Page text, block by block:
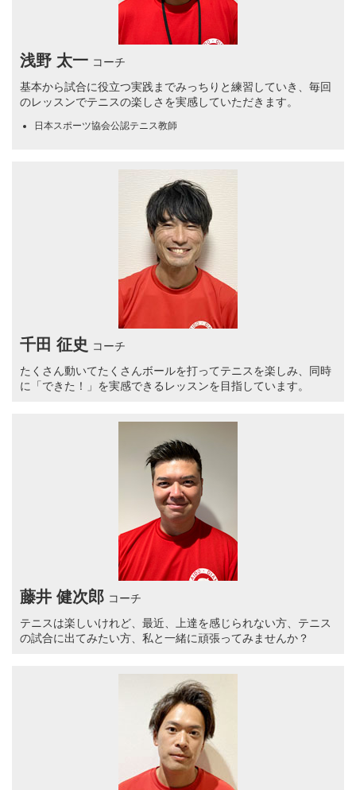
浅野 太一 コーチ
基本から試合に役立つ実践までみっちりと練習していき、毎回
のレッスンでテニスの楽しさを実感していただきます。
日本スポーツ協会公認テニス教師
千田 征史 コーチ
たくさん動いてたくさんボールを打ってテニスを楽しみ、同時
に「できた！」を実感できるレッスンを目指しています。
藤井 健次郎 コーチ
テニスは楽しいけれど、最近、上達を感じられない方、テニス
の試合に出てみたい方、私と一緒に頑張ってみませんか？